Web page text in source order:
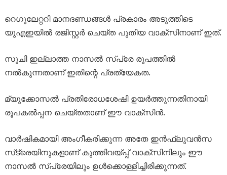
റെഗുലേറ്ററി മാനദണ്ഡങ്ങൾ പ്രകാരം അടുത്തിടെ
യുഎഇയിൽ രജിസ്റ്റർ ചെയ്ത പുതിയ വാക്സിനാണ് ഇത്.
സൂചി ഇല്ലാത്ത നാസൽ സ്പ്രേ രൂപത്തിൽ
നൽകുന്നതാണ് ഇതിന്റെ പ്രത്യേകത.
മ്യൂക്കോസൽ പ്രതിരോധശേഷി ഉയർത്തുന്നതിനായി
രൂപകൽപ്പന ചെയ്തതാണ് ഈ വാക്സിൻ.
വാർഷികമായി അംഗീകരിക്കുന്ന അതേ ഇൻഫ്ലുവൻസ
സ്‌ട്രെയിനുകളാണ് കുത്തിവയ്പ്പ് വാക്സിനിലും ഈ
നാസൽ സ്പ്രേയിലും ഉൾക്കൊള്ളിച്ചിരിക്കുന്നത്.